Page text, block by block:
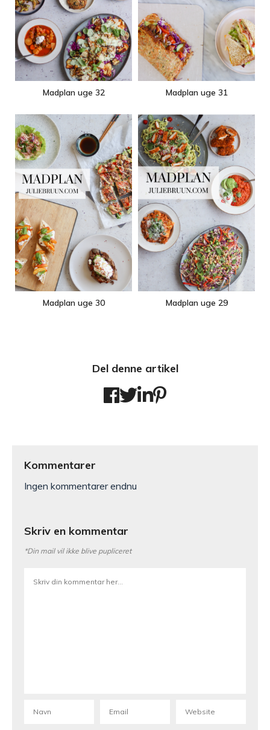
Madplan uge 32 Madplan uge 31
Madplan uge 30 Madplan uge 29
Del denne artikel
Kommentarer
Ingen kommentarer endnu
Skriv en kommentar
*Din mail vil ikke blive pupliceret